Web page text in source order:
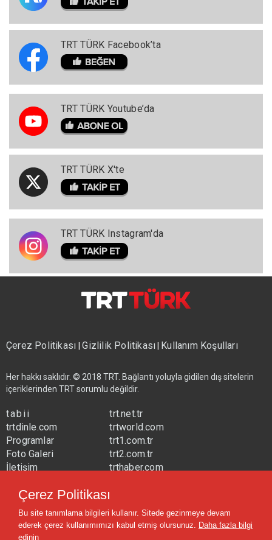
TRT TÜRK Facebook’ta
TRT TÜRK Youtube’da
TRT TÜRK X'te
TRT TÜRK Instagram'da
Çerez Politikası|Gizlilik Politikası| Kullanım Koşulları
Her hakkı saklıdır. © 2018 TRT. Bağlantı yoluyla gidilen dış sitelerin
içeriklerinden TRT sorumlu değildir.
tabii
trtdinle.com
Programlar
Foto Galeri
İletişim
trt.net.tr
trtworld.com
trt1.com.tr
trt2.com.tr
trthaber.com
trtavaz.com.tr
trtmuzik.net.tr
trtcocuk.net.tr
Çerez Politikası
Bu site tanımlama bilgileri kullanır. Sitede gezinmeye devam
ederek çerez kullanımımızı kabul etmiş olursunuz. Daha fazla bilgi
edinin